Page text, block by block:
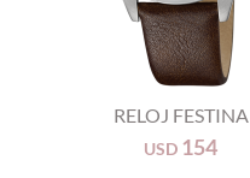
RELOJ FESTINA
USD 154